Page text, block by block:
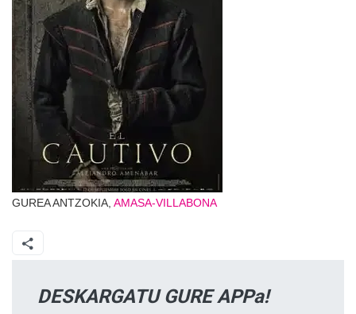
GUREA ANTZOKIA, AMASA-VILLABONA
DESKARGATU GURE APPa!